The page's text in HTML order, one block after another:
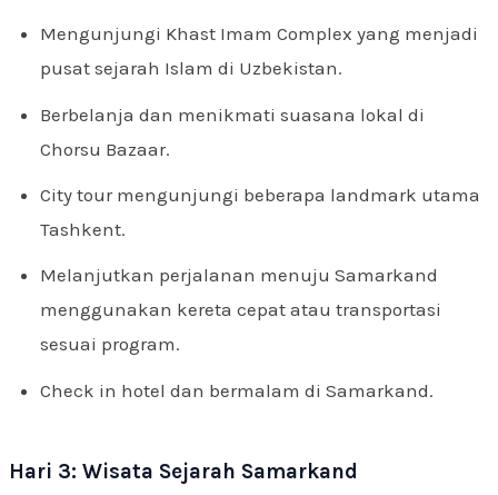
Mengunjungi Khast Imam Complex yang menjadi
pusat sejarah Islam di Uzbekistan.
Berbelanja dan menikmati suasana lokal di
Chorsu Bazaar.
City tour mengunjungi beberapa landmark utama
Tashkent.
Melanjutkan perjalanan menuju Samarkand
menggunakan kereta cepat atau transportasi
sesuai program.
Check in hotel dan bermalam di Samarkand.
Hari 3: Wisata Sejarah Samarkand